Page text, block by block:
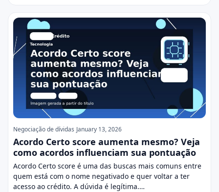
Negociação de dívidas January 13, 2026
Acordo Certo score aumenta mesmo? Veja
como acordos influenciam sua pontuação
Acordo Certo score é uma das buscas mais comuns entre
quem está com o nome negativado e quer voltar a ter
acesso ao crédito. A dúvida é legítima.…